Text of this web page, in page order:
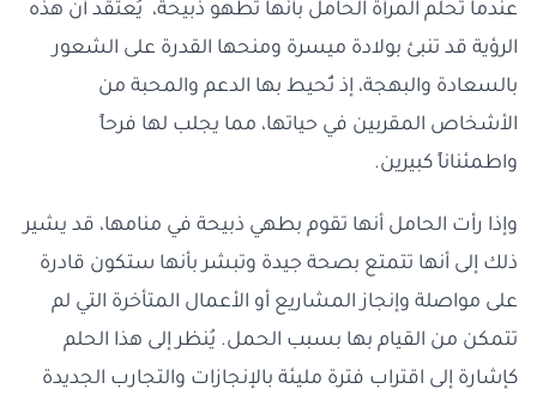
عندما تحلم المرأة الحامل بأنها تطهو ذبيحة، يُعتقد أن هذه
الرؤية قد تنبئ بولادة ميسرة ومنحها القدرة على الشعور
بالسعادة والبهجة، إذ تُحيط بها الدعم والمحبة من
الأشخاص المقربين في حياتها، مما يجلب لها فرحاً
واطمئناناً كبيرين.
وإذا رأت الحامل أنها تقوم بطهي ذبيحة في منامها، قد يشير
ذلك إلى أنها تتمتع بصحة جيدة وتبشر بأنها ستكون قادرة
على مواصلة وإنجاز المشاريع أو الأعمال المتأخرة التي لم
تتمكن من القيام بها بسبب الحمل. يُنظر إلى هذا الحلم
كإشارة إلى اقتراب فترة مليئة بالإنجازات والتجارب الجديدة